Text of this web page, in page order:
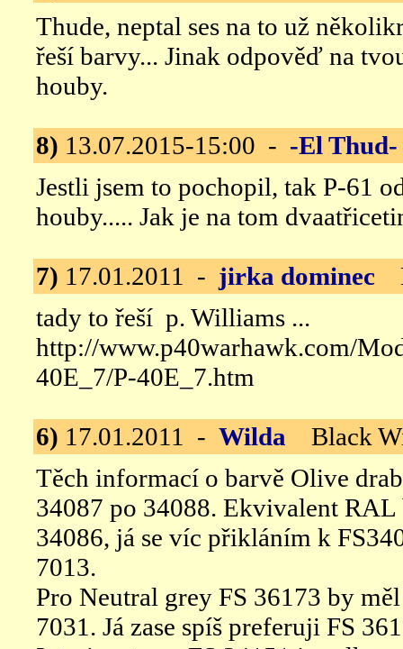
Thude, neptal ses na to už
řeší barvy... Jinak odpověď na
houby.
8) 13.07.2015-15:00 - -El Thud-
Jestli jsem to pochopil, tak P-61
houby..... Jak je na tom
7) 17.01.2011 - jirka dominec
tady to řeší p. Williams ...
http://www.p40warhawk.com/
40E_7/P-40E_7.htm
6) 17.01.2011 - Wilda Black
Těch informací o barvě Olive
34087 po 34088. Ekvivalent
34086, já se víc přikláním k
7013.
Pro Neutral grey FS 36173 by
7031. Já zase spíš preferuji FS